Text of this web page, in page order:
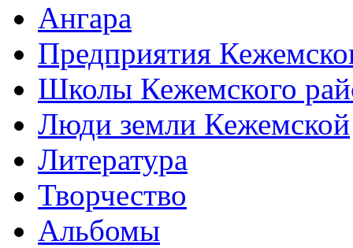
Ангара
Предприятия
Школы Кежемского
Люди земли Кежемской
Литература
Творчество
Альбомы